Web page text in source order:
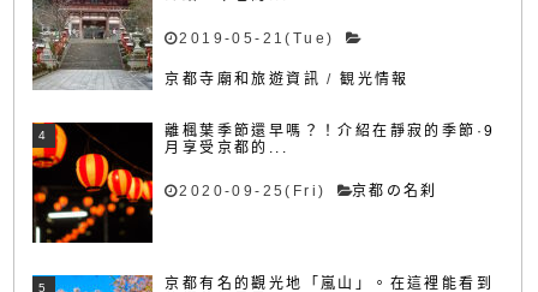
2019-05-21(Tue)
京都寺廟和旅遊資訊 /観光情報
離楓葉季節還早嗎？！介紹在靜寂的季節·9
月享受京都的...
2020-09-25(Fri) 京都の名刹
京都有名的觀光地「嵐山」。在這裡能看到